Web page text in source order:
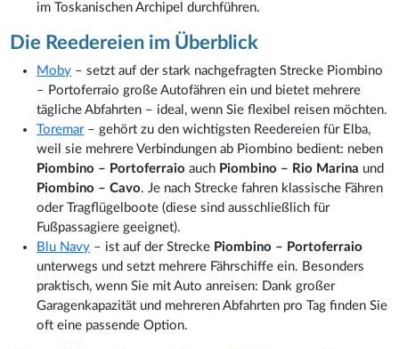
im Toskanischen Archipel durchführen.
Die Reedereien im Überblick
Moby – setzt auf der stark nachgefragten Strecke Piombino
– Portoferraio große Autofähren ein und bietet mehrere
tägliche Abfahrten – ideal, wenn Sie flexibel reisen möchten.
Toremar– gehört zu den wichtigsten Reedereien für Elba,
weil sie mehrere Verbindungen ab Piombino bedient: neben
Piombino – Portoferraioauch Piombino – Rio Marina und
Piombino – Cavo. Je nach Strecke fahren klassische Fähren
oder Tragflügelboote (diese sind ausschließlich für
Fußpassagiere geeignet).
Blu Navy – ist auf der Strecke Piombino – Portoferraio
unterwegs und setzt mehrere Fährschiffe ein. Besonders
praktisch, wenn Sie mit Auto anreisen: Dank großer
Garagenkapazität und mehreren Abfahrten pro Tag finden Sie
oft eine passende Option.